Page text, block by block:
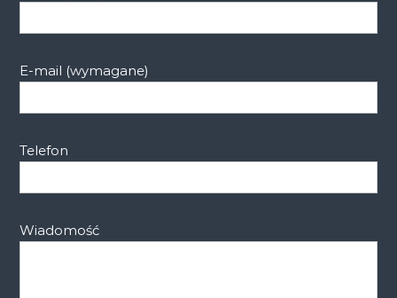
E-mail (wymagane)
Telefon
Wiadomość